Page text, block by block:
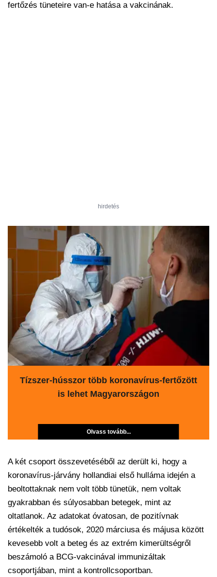
fertőzés tüneteire van-e hatása a vakcinának.
hirdetés
Tízszer-hússzor több koronavírus-fertőzött
is lehet Magyarországon
Olvass tovább...
A két csoport összevetéséből az derült ki, hogy a
koronavírus-járvány hollandiai első hulláma idején a
beoltottaknak nem volt több tünetük, nem voltak
gyakrabban és súlyosabban betegek, mint az
oltatlanok. Az adatokat óvatosan, de pozitívnak
értékelték a tudósok, 2020 márciusa és májusa között
kevesebb volt a beteg és az extrém kimerültségről
beszámoló a BCG-vakcinával immunizáltak
csoportjában, mint a kontrollcsoportban.